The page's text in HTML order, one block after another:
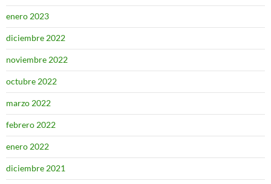
enero 2023
diciembre 2022
noviembre 2022
octubre 2022
marzo 2022
febrero 2022
enero 2022
diciembre 2021